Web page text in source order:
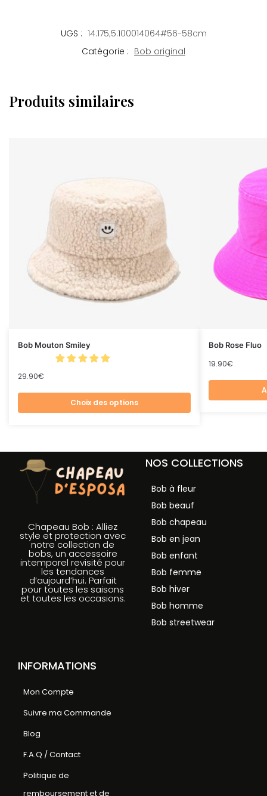
UGS : 14:175;5:100014064#56-58cm
Catégorie : Bob original
Produits similaires
Bob Mouton Smiley
29.90€
Choix des options
Bob Rose Fluo
19.90€
Chapeau Bob : Alliez
style et protection avec
notre collection de
bobs, un accessoire
intemporel revisité pour
les tendances
d’aujourd’hui. Parfait
pour toutes les saisons
et toutes les occasions.
NOS COLLECTIONS
Bob à fleur
Bob beauf
Bob chapeau
Bob en jean
Bob enfant
Bob femme
Bob hiver
Bob homme
Bob streetwear
INFORMATIONS
Mon Compte
Suivre ma Commande
Blog
F.A.Q / Contact
Politique de
remboursement et de